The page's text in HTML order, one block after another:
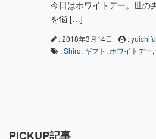
今日はホワイトデー。世の
を悩 […]
: 2018年3月14日 :
:Shiro, ギフト , ホワイトデー,
PICKUP記事